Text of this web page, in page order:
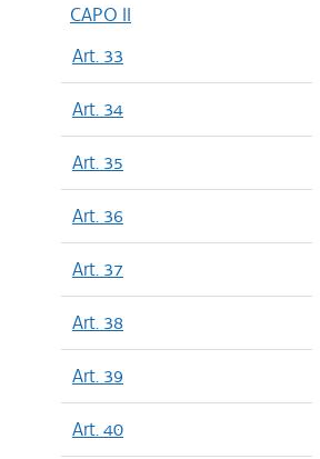
CAPO II
Art. 33
Art. 34
Art. 35
Art. 36
Art. 37
Art. 38
Art. 39
Art. 40